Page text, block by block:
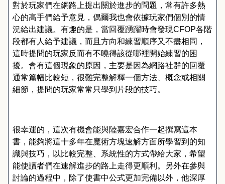
對於玩家們在網路上提出關於進步的問題，常有許多熱
心的高手們給予意見，偶爾我也會依據玩家們個別的情
況給出建議。有趣的是，當回覆踴躍時會發現CFOP各階
段都有人給予建議，而且方向和練習順序又不盡相同，
這時提問的玩家反而有不曉得該從哪裡開始練習的困
擾。會有這個現象的原因，主要是因為網路社群的回覆
通常篇幅比較短，很難完整解釋一個方法、概念或相關
細節，提問的玩家常常只學到片段的技巧。
很幸運的，這次有機會能與陸嘉宏合作一起撰寫這本
書，能夠將這十多年在魔術方塊速解方面所學習到的知
識與技巧，以比較完整、系統性的方式帶給大家，希望
能使讀者們在速解進步的路上走得更順利。另外在參與
討論的過程中，除了使書中公式更加完備以外，他深厚